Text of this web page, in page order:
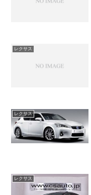
レクサス
レクサス
レクサス